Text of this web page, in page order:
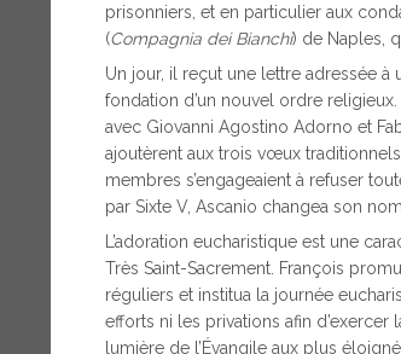
prisonniers, et en particulier aux
(Compagnia dei Bianchi) de Naples,
Un jour, il reçut une lettre adressée
fondation d’un nouvel ordre
avec Giovanni Agostino Adorno et
ajoutèrent aux trois vœux
membres s’engageaient à refuser
par Sixte V, Ascanio changea son
L’adoration eucharistique est une
Très Saint-Sacrement. François
réguliers et institua la journée
efforts ni les privations afin
lumière de l’Évangile aux plus